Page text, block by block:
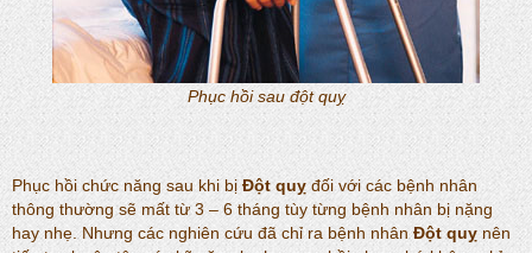
Phục hồi sau đột quỵ
Phục hồi chức năng sau khi bị Đột quỵ đối với các bệnh nhân
thông thường sẽ mất từ 3 – 6 tháng tùy từng bệnh nhân bị nặng
hay nhẹ. Nhưng các nghiên cứu đã chỉ ra bệnh nhânĐột quỵnên